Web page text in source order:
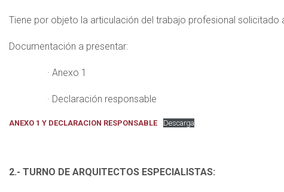
Tiene por objeto la articulación del trabajo profesional
Documentación a presentar:
· Anexo 1
· Declaración responsable
ANEXO 1 Y DECLARACION RESPONSABLE Descarga
2.- TURNO DE ARQUITECTOS ESPECIALISTAS: